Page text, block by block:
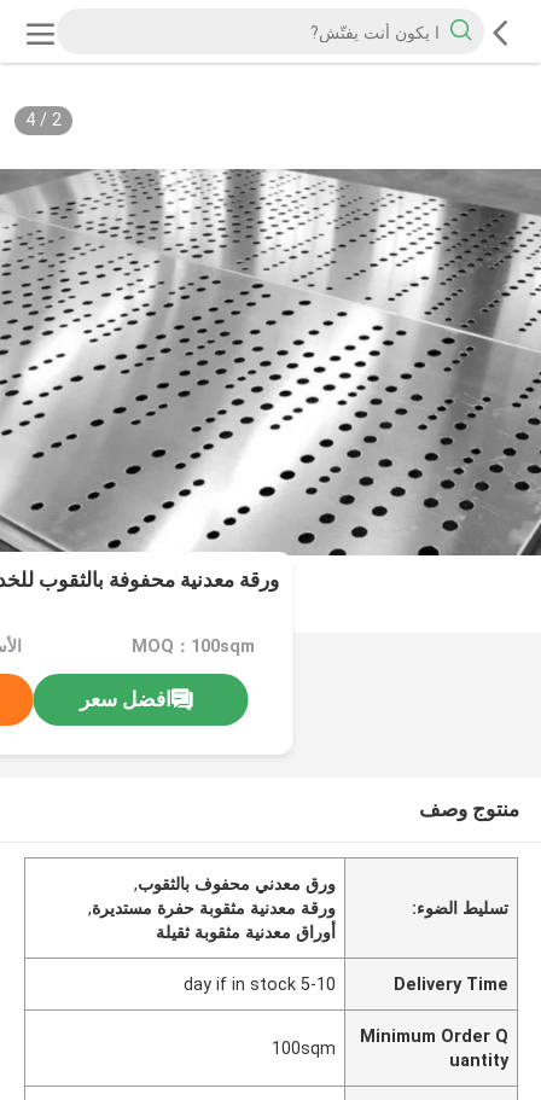
2
/
4
ورقة معدنية محفوفة بالثقوب
MOQ：100sqm
افضل سعر
منتوج وصف
تسليط الضوء:
ورق معدني محفوف بالثقوب,
ورقة معدنية مثقوبة حفرة مستديرة,
أوراق معدنية مثقوبة ثقيلة
Delivery Time
5-10 day if in stock
Minimum Order Q
uantity
100sqm